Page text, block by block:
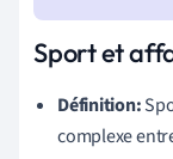
Sport et
Définition:
complexe